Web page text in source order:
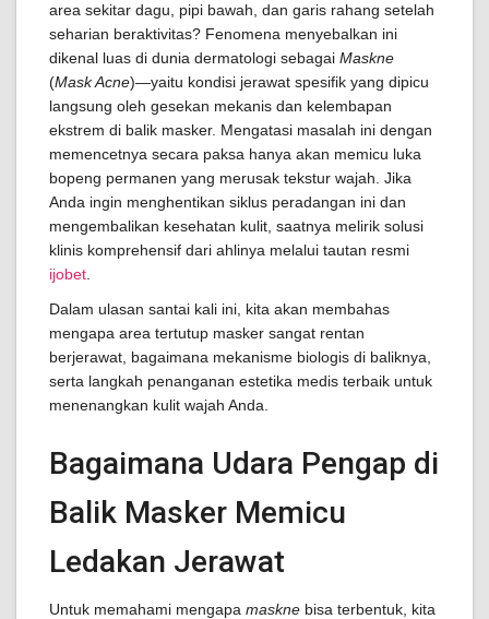
area sekitar dagu, pipi bawah, dan garis rahang setelah
seharian beraktivitas? Fenomena menyebalkan ini
dikenal luas di dunia dermatologi sebagai Maskne
(Mask Acne)—yaitu kondisi jerawat spesifik yang dipicu
langsung oleh gesekan mekanis dan kelembapan
ekstrem di balik masker. Mengatasi masalah ini dengan
memencetnya secara paksa hanya akan memicu luka
bopeng permanen yang merusak tekstur wajah. Jika
Anda ingin menghentikan siklus peradangan ini dan
mengembalikan kesehatan kulit, saatnya melirik solusi
klinis komprehensif dari ahlinya melalui tautan resmi
ijobet
Dalam ulasan santai kali ini, kita akan membahas
mengapa area tertutup masker sangat rentan
berjerawat, bagaimana mekanisme biologis di baliknya,
serta langkah penanganan estetika medis terbaik untuk
menenangkan kulit wajah Anda.
Bagaimana Udara Pengap di
Balik Masker Memicu
Ledakan Jerawat
Untuk memahami mengapa maskne bisa terbentuk, kita